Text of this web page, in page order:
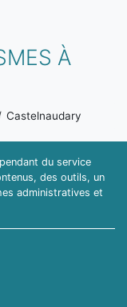
À
Castelnaudary
du service
des outils, un
administratives et